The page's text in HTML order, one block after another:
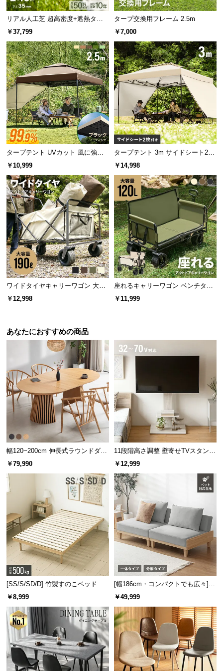
経
路
に
つ
い
て
返
品・
キ
ャ
ン
セ
ル
に
つ
い
て
保
証
に
つ
い
て
規
約
つ
い
て
様
ト
お
知
せ
ブ
ロ
グ
企
業
カラーバリエーション
サンドベージュ SAND BEIGE
商品サイズ
※単位は「センチメートル」になります
横幅 奥行き 高さ
約69㎝ 約30㎝ 約49㎝
充実のアフターサービス
リアル人工芝 超高密度+遮熱タイ
プ 高耐久・質感を追求 芝丈35m
￥37,799
タープ交換用フレーム 2.5m
￥7,000
タープテント UVカット 風に強い
防水 新開発のブラックコーティン
グタイプ 2.5m
￥10,999
タープテント 3m サイドシート2枚
セット
￥14,998
ワイドタイヤキャリーワゴン 大容
量190L 耐荷重150kg
￥12,998
座れるキャリーワゴン ベンチタイ
プ 大容量120L 耐荷重150kg
￥11,999
あなたにおすすめの商品
幅120~200cm 伸長式ラウンドダイ
ニングテーブル 6人掛け 天然木突
￥79,990
11段階高さ調整 壁寄せTVスタンド
キャスター付き 上下左右角度調節
￥12,999
[SS/S/SD/D] 竹製すのこベッド
￥8,999
[幅186cm・コンパクトでも広々] 3
人掛けソファベッド リクライニン
￥49,999